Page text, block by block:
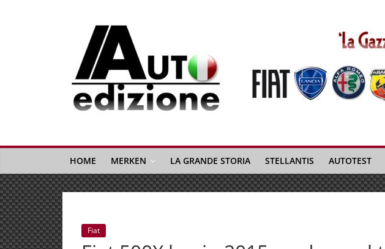
Auto
Edizione
La
Gazetta
dell'Automobile
Italiana
|
Italiaans
autonieuws
HOME MERKEN LA GRANDE STORIA STELLANTIS AUTOTEST
Fiat